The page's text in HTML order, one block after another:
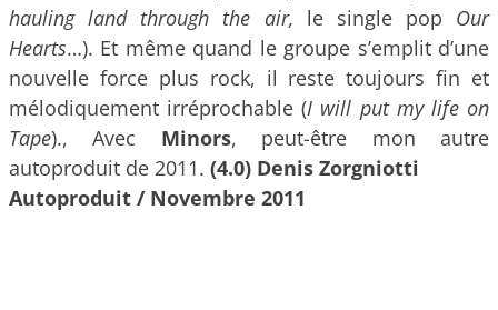
hauling land through the air, le single pop Our
Hearts…). Et même quand le groupe s’emplit d’une
nouvelle force plus rock, il reste toujours fin et
mélodiquement irréprochable (I will put my life on
Tape)., Avec Minors, peut-être mon autre
autoproduit de 2011. (4.0) Denis Zorgniotti
Autoproduit / Novembre 2011